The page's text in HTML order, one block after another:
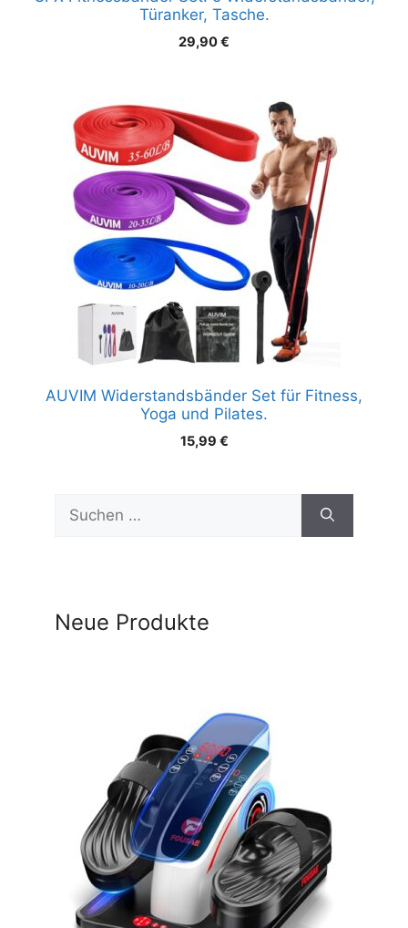
Türanker, Tasche.
29,90€
AUVIM Widerstandsbänder Set für Fitness,
Yoga und Pilates.
15,99 €
nach:
Neue Produkte